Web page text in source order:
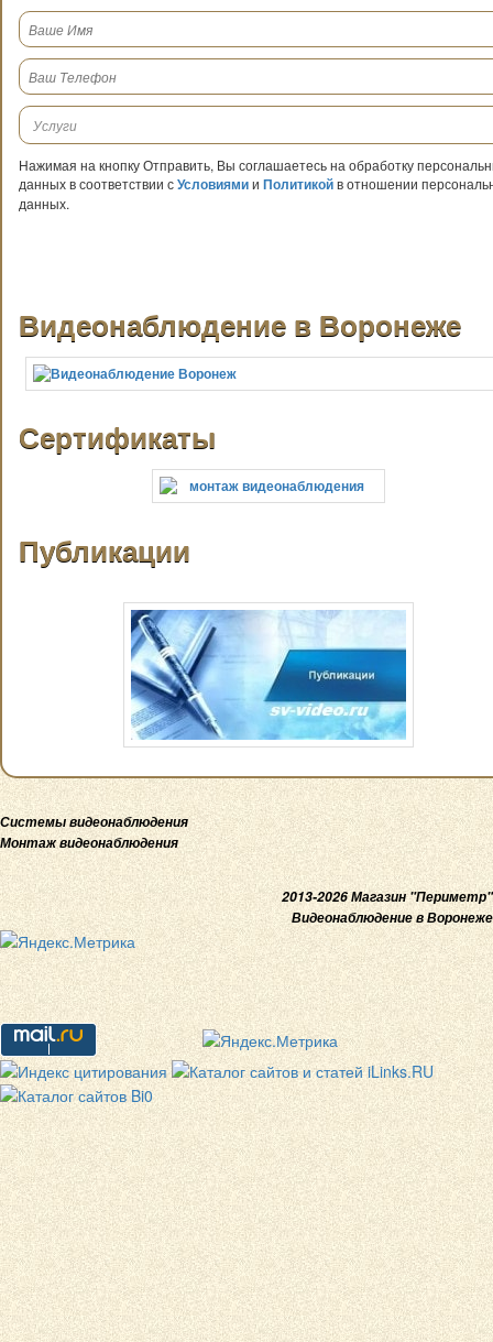
Нажимая на кнопку Отправить, Вы соглашаетесь на обработку
данных в соответствии сУсловиямии Политикойв отношении
данных.
Видеонаблюдение в Воронеже
Сертификаты
Публикации
Системы видеонаблюдения
Монтаж видеонаблюдения
2013-2026 Магазин "Периметр"
Видеонаблюдение в Воронеже